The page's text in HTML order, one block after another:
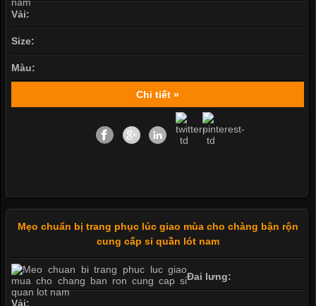
Vải:
Size:
Màu:
Chi tiết »
Mẹo chuẩn bị trang phục lúc giao mùa cho chàng bận rộn
cung cấp sỉ quần lót nam
Đai lưng:
Vải: